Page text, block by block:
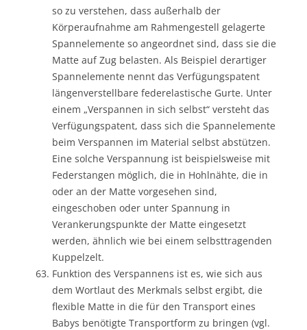
so zu verstehen, dass außerhalb der
Körperaufnahme am Rahmengestell gelagerte
Spannelemente so angeordnet sind, dass sie die
Matte auf Zug belasten. Als Beispiel derartiger
Spannelemente nennt das Verfügungspatent
längenverstellbare federelastische Gurte. Unter
einem „Verspannen in sich selbst“ versteht das
Verfügungspatent, dass sich die Spannelemente
beim Verspannen im Material selbst abstützen.
Eine solche Verspannung ist beispielsweise mit
Federstangen möglich, die in Hohlnähte, die in
oder an der Matte vorgesehen sind,
eingeschoben oder unter Spannung in
Verankerungspunkte der Matte eingesetzt
werden, ähnlich wie bei einem selbsttragenden
Kuppelzelt.
Funktion des Verspannens ist es, wie sich aus
dem Wortlaut des Merkmals selbst ergibt, die
flexible Matte in die für den Transport eines
Babys benötigte Transportform zu bringen (vgl.